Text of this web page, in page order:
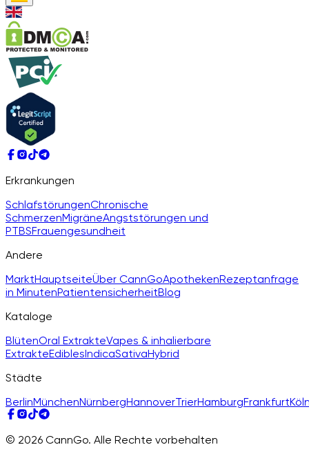
Erkrankungen
SchlafstörungenChronische
SchmerzenMigräneAngststörungen und
PTBSFrauengesundheit
Andere
MarktHauptseiteÜber CannGoApothekenRezeptanfrage
in MinutenPatientensicherheitBlog
Kataloge
BlütenOral ExtrakteVapes & inhalierbare
ExtrakteEdiblesIndicaSativaHybrid
Städte
BerlinMünchenNürnbergHannoverTrierHamburgFrankfurt
© 2026 CannGo. Alle Rechte vorbehalten